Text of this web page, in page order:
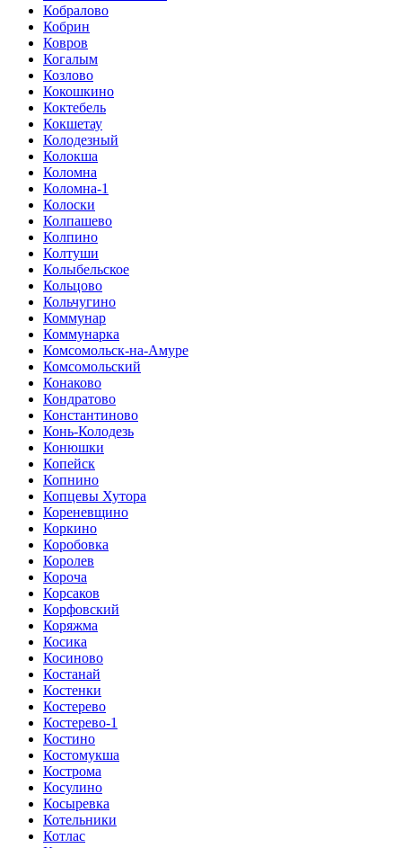
Кобралово
Кобрин
Ковров
Когалым
Козлово
Кокошкино
Коктебель
Кокшетау
Колодезный
Колокша
Коломна
Коломна-1
Колоски
Колпашево
Колпино
Колтуши
Колыбельское
Кольцово
Кольчугино
Коммунар
Коммунарка
Комсомольск-на-Амуре
Комсомольский
Конаково
Кондратово
Константиново
Конь-Колодезь
Конюшки
Копейск
Копнино
Копцевы Хутора
Кореневщино
Коркино
Коробовка
Королев
Короча
Корсаков
Корфовский
Коряжма
Косика
Косиново
Костанай
Костенки
Костерево
Костерево-1
Костино
Костомукша
Кострома
Косулино
Косыревка
Котельники
Котлас